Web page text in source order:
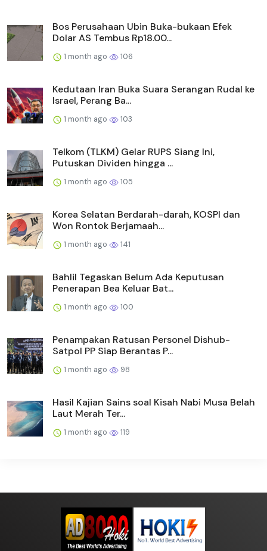
Bos Perusahaan Ubin Buka-bukaan Efek
Dolar AS Tembus Rp18.00...
1 month ago 106
Kedutaan Iran Buka Suara Serangan Rudal ke
Israel, Perang Ba...
1 month ago 103
Telkom (TLKM) Gelar RUPS Siang Ini,
Putuskan Dividen hingga ...
1 month ago 105
Korea Selatan Berdarah-darah, KOSPI dan
Won Rontok Berjamaah...
1 month ago 141
Bahlil Tegaskan Belum Ada Keputusan
Penerapan Bea Keluar Bat...
1 month ago 100
Penampakan Ratusan Personel Dishub-
Satpol PP Siap Berantas P...
1 month ago 98
Hasil Kajian Sains soal Kisah Nabi Musa Belah
Laut Merah Ter...
1 month ago 119